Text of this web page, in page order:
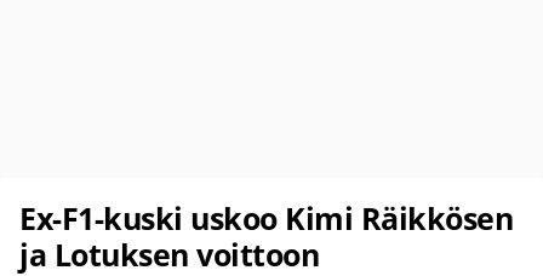
Ex-F1-kuski uskoo Kimi Räikkösen
ja Lotuksen voittoon